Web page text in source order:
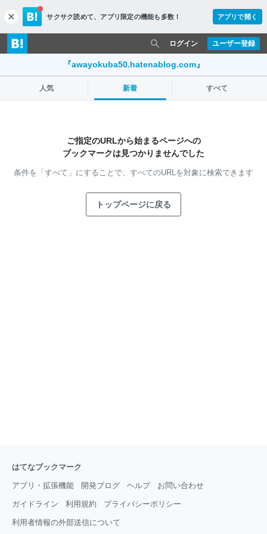
c
l
o
s
サクサク読めて、 アプリ限定の機能も多数！ アプリで開く
ユーザー登録
ログイン
『awayokuba50.hatenablog.com』
人気 新着 すべて
ご指定のURLから始まるページへの
ブックマークは見つかりませんでした
条件を「すべて」にすることで、 すべてのURLを対象に検索できます
トップページに戻る
はてなブックマーク
アプリ・拡張機能 開発ブログ ヘルプ お問い合わせ
ガイドライン 利用規約 プライバシーポリシー
利用者情報の外部送信について